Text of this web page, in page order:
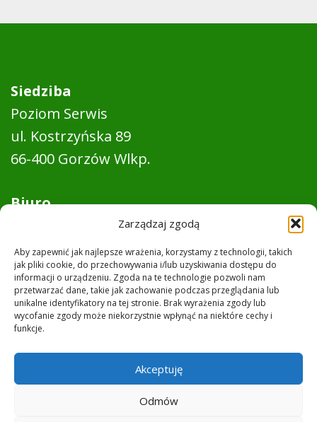
Zarządzaj zgodą
Aby zapewnić jak najlepsze wrażenia, korzystamy z technologii, takich
jak pliki cookie, do przechowywania i/lub uzyskiwania dostępu do
informacji o urządzeniu. Zgoda na te technologie pozwoli nam
przetwarzać dane, takie jak zachowanie podczas przeglądania lub
unikalne identyfikatory na tej stronie. Brak wyrażenia zgody lub
wycofanie zgody może niekorzystnie wpłynąć na niektóre cechy i
funkcje.
Akceptuję
Odmów
Siedziba
Poziom Serwis
ul. Kostrzyńska 89
66-400 Gorzów Wlkp.
Biuro
Pon. - pt. 8:00 - 16:00
Sobota: nieczynne
Niedziela: nieczynne
Telefony
Sekretariat
Sprzątanie
Ochrona506 866 532